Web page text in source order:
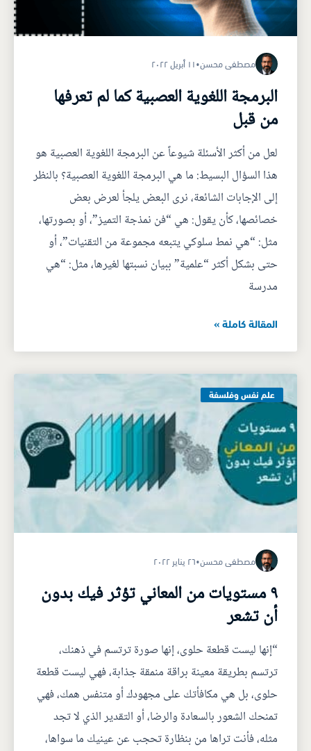
مصطفى محسن•١١ أبريل ٢٠٢٢
البرمجة اللغوية العصبية كما لم تعرفها
من قبل
لعل من أكثر الأسئلة شيوعاً عن البرمجة اللغوية العصبية هو
هذا السؤال البسيط: ما هي البرمجة اللغوية العصبية؟ بالنظر
إلى الإجابات الشائعة، نرى البعض يلجأ لعرض بعض
خصائصها، كأن يقول: هي “فن نمذجة التميز”، أو بصورتها،
مثل: “هي نمط سلوكي يتبعه مجموعة من التقنيات”، أو
حتى بشكل أكثر “علمية” ببيان نسبتها لغيرها، مثل: “هي
مدرسة
المقالة كاملة »
علم نفس وفلسفة
مصطفى محسن•٢٦ يناير ٢٠٢٢
٩ مستويات من المعاني تؤثر فيك بدون
أن تشعر
“إنها ليست قطعة حلوى، إنها صورة ترتسم في ذهنك،
ترتسم بطريقة معينة براقة منمقة جذابة، فهي ليست قطعة
حلوى، بل هي مكافأتك على مجهودك أو متنفس همك، فهي
تمنحك الشعور بالسعادة والرضا، أو التقدير الذي لا تجد
مثله، فأنت تراها من بنظارة تحجب عن عينيك ما سواها،